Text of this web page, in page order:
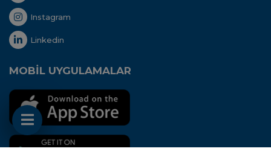
Instagram
Linkedin
MOBİL UYGULAMALAR